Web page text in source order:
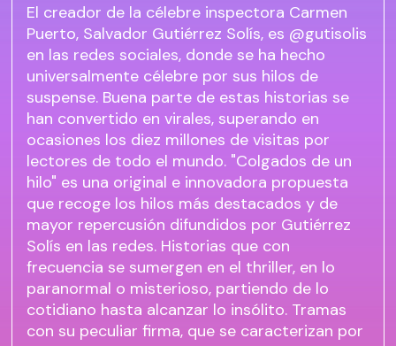
El creador de la célebre inspectora Carmen
Puerto, Salvador Gutiérrez Solís, es @gutisolis
en las redes sociales, donde se ha hecho
universalmente célebre por sus hilos de
suspense. Buena parte de estas historias se
han convertido en virales, superando en
ocasiones los diez millones de visitas por
lectores de todo el mundo. "Colgados de un
hilo" es una original e innovadora propuesta
que recoge los hilos más destacados y de
mayor repercusión difundidos por Gutiérrez
Solís en las redes. Historias que con
frecuencia se sumergen en el thriller, en lo
paranormal o misterioso, partiendo de lo
cotidiano hasta alcanzar lo insólito. Tramas
con su peculiar firma, que se caracterizan por